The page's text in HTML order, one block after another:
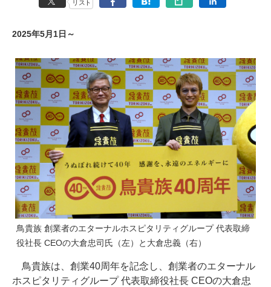
リスト
2025年5月1日～
鳥貴族 創業者のエターナルホスピタリティグループ 代表取締
役社長 CEOの大倉忠司氏（左）と大倉忠義（右）
鳥貴族は、創業40周年を記念し、創業者のエターナル
ホスピタリティグループ 代表取締役社長 CEOの大倉忠